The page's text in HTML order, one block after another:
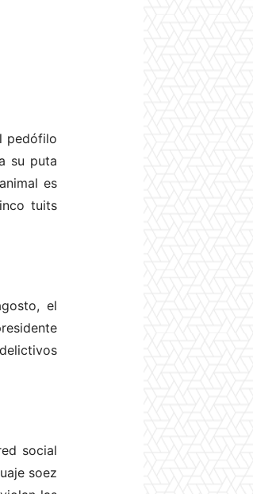
pedófilo
su puta
es
tuits
el
social
soez